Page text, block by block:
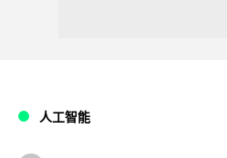
人工智能